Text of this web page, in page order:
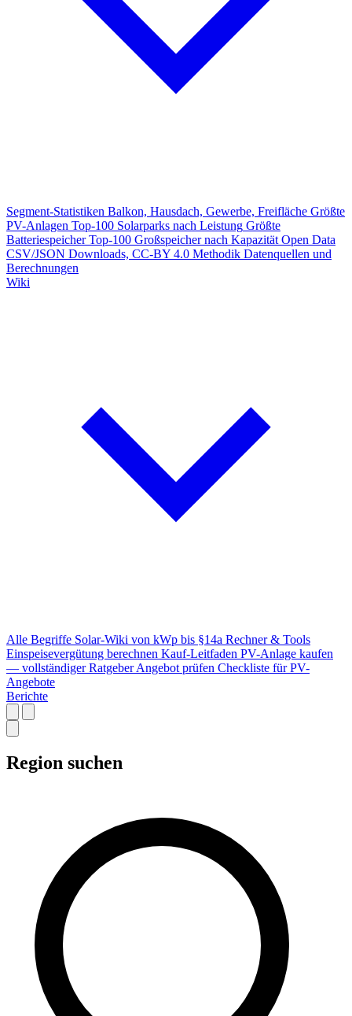
Segment-Statistiken Balkon, Hausdach, Gewerbe, Freifläche Größte
PV-Anlagen Top-100 Solarparks nach Leistung Größte
Batteriespeicher Top-100 Großspeicher nach Kapazität Open Data
CSV/JSON Downloads, CC-BY 4.0 Methodik Datenquellen und
Berechnungen
Wiki
Alle Begriffe Solar-Wiki von kWp bis §14a Rechner & Tools
Einspeisevergütung berechnen Kauf-Leitfaden PV-Anlage kaufen
— vollständiger Ratgeber Angebot prüfen Checkliste für PV-
Angebote
Berichte
Region suchen